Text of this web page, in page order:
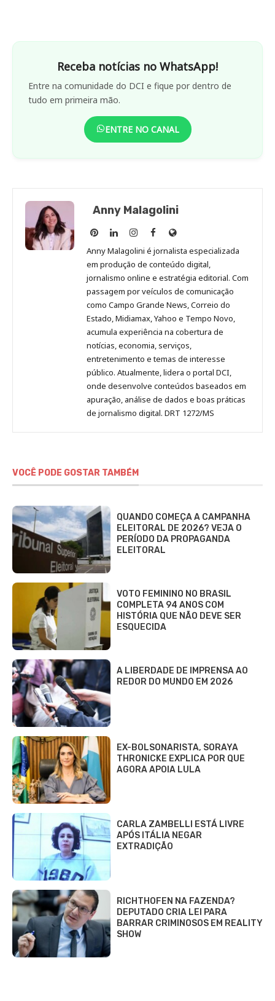
Receba notícias no WhatsApp!
Entre na comunidade do DCI e fique por dentro de
tudo em primeira mão.
ENTRE NO CANAL
Anny Malagolini
Anny
Malagolini
no
Pinterest
Anny
Malagolini
no
LinkedIn
Anny
Malagolini
no
Instagram
Anny
Malagolini
no
Facebook
Site
de
Anny
Malagolini
Anny Malagolini é jornalista especializada
em produção de conteúdo digital,
jornalismo online e estratégia editorial. Com
passagem por veículos de comunicação
como Campo Grande News, Correio do
Estado, Midiamax, Yahoo e Tempo Novo,
acumula experiência na cobertura de
notícias, economia, serviços,
entretenimento e temas de interesse
público. Atualmente, lidera o portal DCI,
onde desenvolve conteúdos baseados em
apuração, análise de dados e boas práticas
de jornalismo digital. DRT 1272/MS
VOCÊ PODE GOSTAR TAMBÉM
QUANDO COMEÇA A CAMPANHA
ELEITORAL DE 2026? VEJA O
PERÍODO DA PROPAGANDA
ELEITORAL
VOTO FEMININO NO BRASIL
COMPLETA 94 ANOS COM
HISTÓRIA QUE NÃO DEVE SER
ESQUECIDA
A LIBERDADE DE IMPRENSA AO
REDOR DO MUNDO EM 2026
EX-BOLSONARISTA, SORAYA
THRONICKE EXPLICA POR QUE
AGORA APOIA LULA
CARLA ZAMBELLI ESTÁ LIVRE
APÓS ITÁLIA NEGAR
EXTRADIÇÃO
RICHTHOFEN NA FAZENDA?
DEPUTADO CRIA LEI PARA
BARRAR CRIMINOSOS EM REALITY
SHOW